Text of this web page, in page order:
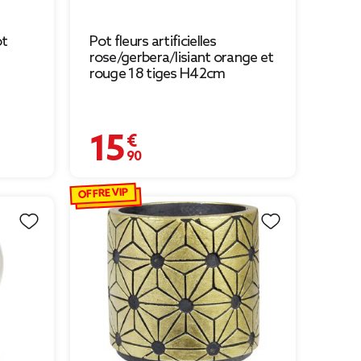
€ à 3,49 €
Pot fleurs artificielles
rose/gerbera/lisiant orange et
rouge 18 tiges H42cm
15,90 €
OFFRE VIP